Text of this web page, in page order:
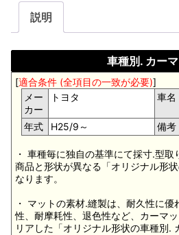
説明
車種別. カー
[適合条件 (全項目の一致が必要)]
メー
カー
トヨタ 車名
年式
H25/9～ 備考
・ 車種毎に独自の基準にて採寸.型
商品と形状が異なる「オリジナル形
なります。
・ マットの素材.縫製は、耐久性に
性、耐摩耗性、退色性など、カーマ
リアした「オリジナル形状の車種別.